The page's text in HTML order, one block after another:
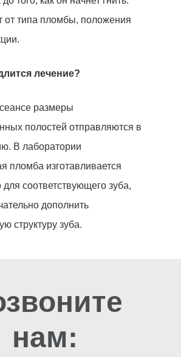
от типа пломбы, положения
лечение?
размеры
полостей отправляются в
В лаборатории
пломба изготавливается
соответствующего зуба,
дополнить
структуру зуба.
нам: